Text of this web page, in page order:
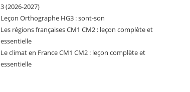
3 (2026-2027)
Leçon Orthographe HG3 : sont-son
Les régions françaises CM1 CM2 : leçon complète et
essentielle
Le climat en France CM1 CM2 : leçon complète et
essentielle